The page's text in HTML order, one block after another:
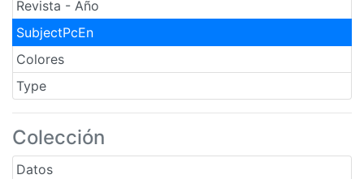
Revista - Año
SubjectPcEn
Colores
Type
Colección
Datos